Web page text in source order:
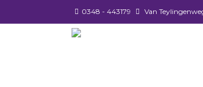
0348 - 443179 Van